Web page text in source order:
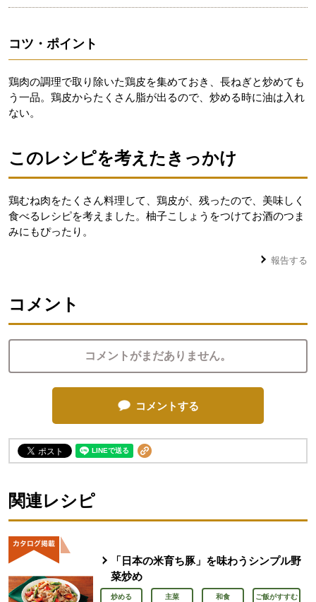
コツ・ポイント
鶏肉の調理で取り除いた鶏皮を集めておき、長ねぎと炒めても
う一品。鶏皮からたくさん脂が出るので、炒める時に油は入れ
ない。
このレシピを考えたきっかけ
鶏むね肉をたくさん料理して、鶏皮が、残ったので、美味しく
食べるレシピを考えました。柚子こしょうをつけてお酒のつま
みにもぴったり。
報告する
コメント
コメントがまだありません。
コメントする
関連レシピ
「日本の米育ち豚」を味わうシンプル野
菜炒め
炒める 主菜 和食 ご飯がすすむ